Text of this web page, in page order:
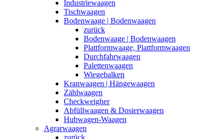
Industriewaagen
Tischwaagen
Bodenwaage | Bodenwaagen
zurück
Bodenwaage | Bodenwaagen
Plattformwaage, Plattformwaagen
Durchfahrwaagen
Palettenwaagen
Wiegebalken
Kranwaagen | Hängewaagen
Zählwaagen
Checkweigher
Abfüllwaagen & Dosierwaagen
Hubwagen-Waagen
Agrarwaagen
zurück